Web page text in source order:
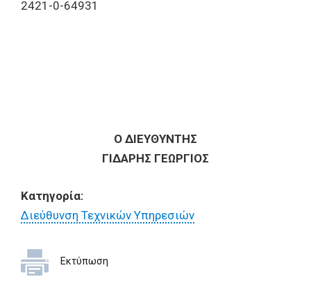
2421-0-64931
Ο ΔΙΕΥΘΥΝΤΗΣ
ΓΙΔΑΡΗΣ ΓΕΩΡΓΙΟΣ
Κατηγορία:
Διεύθυνση Τεχνικών Υπηρεσιών
Εκτύπωση